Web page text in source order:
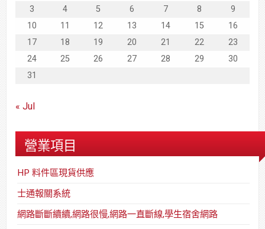
3
4 5 6 7 8
9
10
11 12 13 14 15
16
17
18 19 20 21 22
23
24
25 26 27 28 29
30
31
« Jul
營業項目
HP 料件區現貨供應
士通報關系統
網路斷斷續續,網路很慢,網路一直斷線,學生宿舍網路